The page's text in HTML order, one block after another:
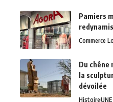
Pamiers
Commerce
Du chêne
la
dévoilée
HistoireUNE